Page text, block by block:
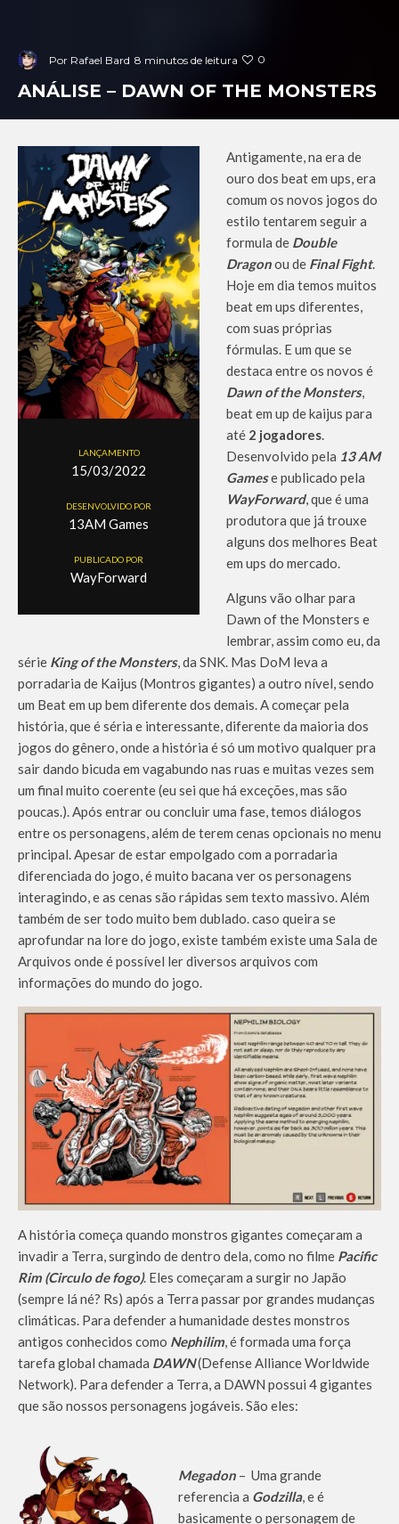
Por Rafael Bard 8 minutos de leitura 0
ANÁLISE – DAWN OF THE MONSTERS
LANÇAMENTO
15/03/2022
DESENVOLVIDO POR
13AM Games
PUBLICADO POR
WayForward
Antigamente, na era de
ouro dos beat em ups, era
comum os novos jogos do
estilo tentarem seguir a
formula de Double
Dragonou de Final Fight.
Hoje em dia temos muitos
beat em ups diferentes,
com suas próprias
fórmulas. E um que se
destaca entre os novos é
Dawn of the Monsters,
beat em up de kaijus para
até 2 jogadores.
Desenvolvido pela 13 AM
Gamese publicado pela
WayForward, que é uma
produtora que já trouxe
alguns dos melhores Beat
em ups do mercado.
Alguns vão olhar para
Dawn of the Monsters e
lembrar, assim como eu, da
série King of the Monsters, da SNK. Mas DoM leva a
porradaria de Kaijus (Montros gigantes) a outro nível, sendo
um Beat em up bem diferente dos demais. A começar pela
história, que é séria e interessante, diferente da maioria dos
jogos do gênero, onde a história é só um motivo qualquer pra
sair dando bicuda em vagabundo nas ruas e muitas vezes sem
um final muito coerente (eu sei que há exceções, mas são
poucas.). Após entrar ou concluir uma fase, temos diálogos
entre os personagens, além de terem cenas opcionais no menu
principal. Apesar de estar empolgado com a porradaria
diferenciada do jogo, é muito bacana ver os personagens
interagindo, e as cenas são rápidas sem texto massivo. Além
também de ser todo muito bem dublado. caso queira se
aprofundar na lore do jogo, existe também existe uma Sala de
Arquivos onde é possível ler diversos arquivos com
informações do mundo do jogo.
A história começa quando monstros gigantes começaram a
invadir a Terra, surgindo de dentro dela, como no filme Pacific
Rim (Circulo de fogo). Eles começaram a surgir no Japão
(sempre lá né? Rs) após a Terra passar por grandes mudanças
climáticas. Para defender a humanidade destes monstros
antigos conhecidos como Nephilim, é formada uma força
tarefa global chamada DAWN(Defense Alliance Worldwide
Network). Para defender a Terra, a DAWN possui 4 gigantes
que são nossos personagens jogáveis. São eles:
Megadon– Uma grande
referencia a Godzilla, e é
basicamente o personagem de